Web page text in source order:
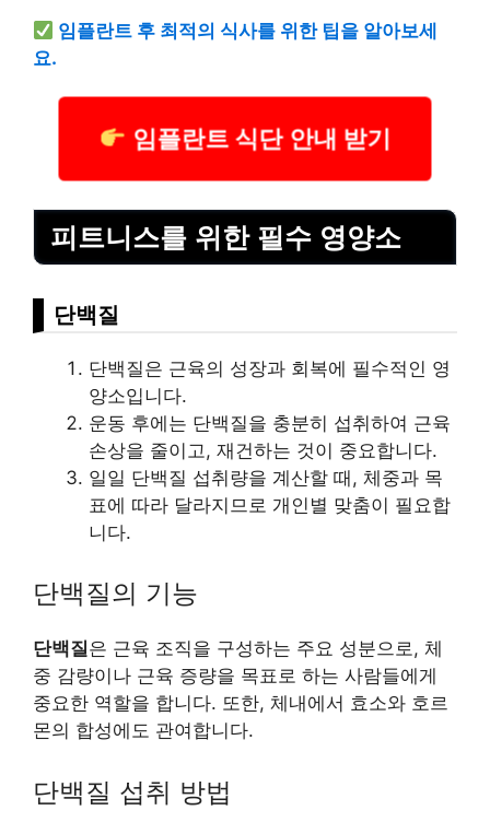
임플란트 후 최적의 식사를 위한 팁을 알아보세
요.
임플란트 식단 안내 받기
피트니스를 위한 필수 영양소
단백질
단백질은 근육의 성장과 회복에 필수적인 영
양소입니다.
운동 후에는 단백질을 충분히 섭취하여 근육
손상을 줄이고, 재건하는 것이 중요합니다.
일일 단백질 섭취량을 계산할 때, 체중과 목
표에 따라 달라지므로 개인별 맞춤이 필요합
니다.
단백질의 기능
단백질은 근육 조직을 구성하는 주요 성분으로, 체
중 감량이나 근육 증량을 목표로 하는 사람들에게
중요한 역할을 합니다. 또한, 체내에서 효소와 호르
몬의 합성에도 관여합니다.
단백질 섭취 방법